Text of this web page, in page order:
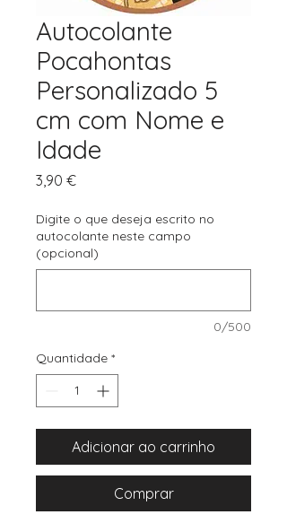
Autocolante
Pocahontas
Personalizado 5
cm com Nome e
Idade
3,90 €Preço
Digite o que deseja escrito no
autocolante neste campo
(opcional)
0/500
Quantidade *
Adicionar ao carrinho
Comprar